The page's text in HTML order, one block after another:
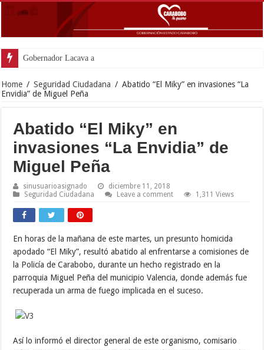
Gobernador Lacava anunció colocación
Home / Seguridad Ciudadana / Abatido “El Miky” en invasiones “La
Envidia” de Miguel Peña
Abatido “El Miky” en
invasiones “La Envidia” de
Miguel Peña
sinusuarioasignado
diciembre 11, 2018
Seguridad Ciudadana
Leave a comment 1,311 Views
En horas de la mañana de este martes, un presunto homicida
apodado “El Miky”, resultó abatido al enfrentarse a comisiones de
la Policía de Carabobo, durante un hecho registrado en la
parroquia Miguel Peña del municipio Valencia, donde además fue
recuperada un arma de fuego implicada en el suceso.
Así lo informó el director general de este organismo, comisario